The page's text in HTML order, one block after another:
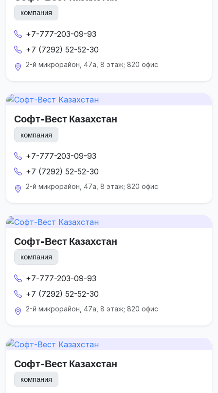
компания
+7-777-203-09-93
+7 (7292) 52-52-30
2-й микрорайон, 47а, 8 этаж; 820 офис
Софт-Вест Казахстан
компания
+7-777-203-09-93
+7 (7292) 52-52-30
2-й микрорайон, 47а, 8 этаж; 820 офис
Софт-Вест Казахстан
компания
+7-777-203-09-93
+7 (7292) 52-52-30
2-й микрорайон, 47а, 8 этаж; 820 офис
Софт-Вест Казахстан
компания